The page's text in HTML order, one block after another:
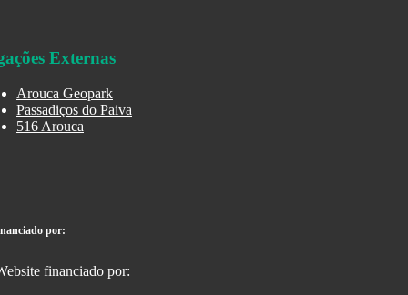
Externas
Arouca Geopark
Passadiços do Paiva
516 Arouca
por: